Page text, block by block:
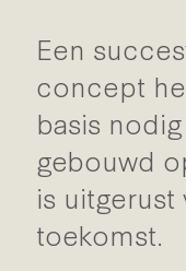
Een
concept
basis
gebouwd
is
toekomst.